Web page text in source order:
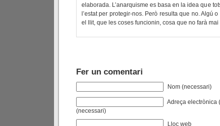
elaborada. L’anarquisme es basa en la idea que
l’estat per protegir-nos. Però resulta que no. Algú
el llit, que les coses funcionin, cosa que no farà
Fer un comentari
Nom (necessari)
Adreça electrònica
(necessari)
Lloc web